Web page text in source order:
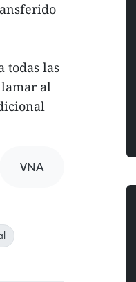
todas las
al
VNA